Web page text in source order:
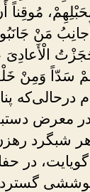
مُوقِناً
مَنْ
الْأَعادِىَ
سَدّاً وَمِنْ
در معرض
شبگرد
در